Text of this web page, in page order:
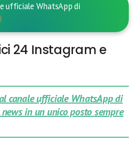
ufficiale WhatsApp di
24 Instagram e
canale ufficiale WhatsApp di
in un unico posto sempre